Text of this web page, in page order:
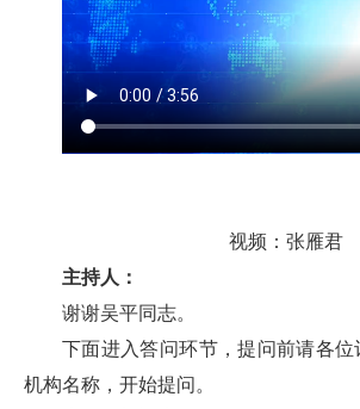
视频：张雁君
主持人：
谢谢吴平同志。
下面进入答问环节，提问前请各位
机构名称，开始提问。